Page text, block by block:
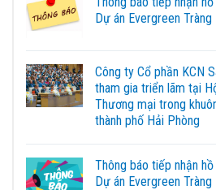
Dự án Evergreen
Công ty Cổ phần KCN
tham gia triển lãm tại
Thương mại trong
thành phố Hải Phòng
Thông báo tiếp nhận
Dự án Evergreen